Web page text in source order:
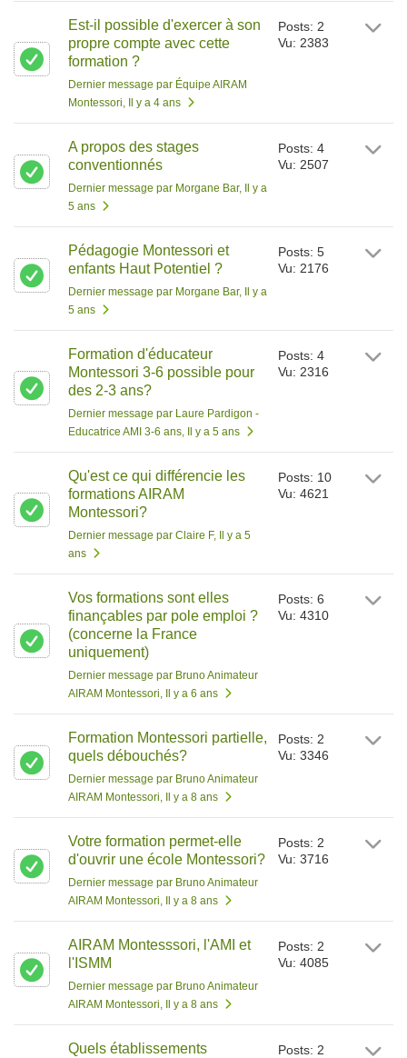
Est-il possible d'exercer à son
propre compte avec cette
formation ?
Dernier message par Équipe AIRAM
Montessori, Il y a 4 ans
Posts: 2
Vu: 2383
A propos des stages
conventionnés
Dernier message par Morgane Bar, Il y a
5 ans
Posts: 4
Vu: 2507
Pédagogie Montessori et
enfants Haut Potentiel ?
Dernier message par Morgane Bar, Il y a
5 ans
Posts: 5
Vu: 2176
Formation d'éducateur
Montessori 3-6 possible pour
des 2-3 ans?
Dernier message par Laure Pardigon -
Educatrice AMI 3-6 ans, Il y a 5 ans
Posts: 4
Vu: 2316
Qu'est ce qui différencie les
formations AIRAM
Montessori?
Dernier message par Claire F, Il y a 5
ans
Posts: 10
Vu: 4621
Vos formations sont elles
finançables par pole emploi ?
(concerne la France
uniquement)
Dernier message par Bruno Animateur
AIRAM Montessori, Il y a 6 ans
Posts: 6
Vu: 4310
Formation Montessori partielle,
quels débouchés?
Dernier message par Bruno Animateur
AIRAM Montessori, Il y a 8 ans
Posts: 2
Vu: 3346
Votre formation permet-elle
d'ouvrir une école Montessori?
Dernier message par Bruno Animateur
AIRAM Montessori, Il y a 8 ans
Posts: 2
Vu: 3716
AIRAM Montesssori, l'AMI et
l'ISMM
Dernier message par Bruno Animateur
AIRAM Montessori, Il y a 8 ans
Posts: 2
Vu: 4085
Quels établissements
Posts: 2